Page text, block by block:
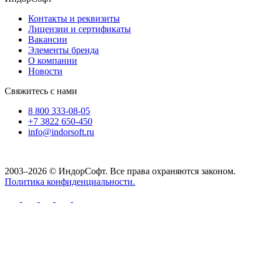
Контакты и реквизиты
Лицензии и сертификаты
Вакансии
Элементы бренда
О компании
Новости
Свяжитесь с нами
8 800 333-08-05
+7 3822 650-450
info@indorsoft.ru
2003–2026 © ИндорСофт. Все права охраняются законом.
Политика конфиденциальности.